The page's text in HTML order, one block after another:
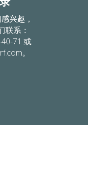
兴趣，
联系：
71 或
。